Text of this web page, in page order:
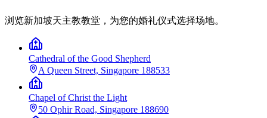
浏览新加坡天主教教堂，为您的婚礼仪式选择场地。
Cathedral of the Good Shepherd
A Queen Street, Singapore 188533
Chapel of Christ the Light
50 Ophir Road, Singapore 188690